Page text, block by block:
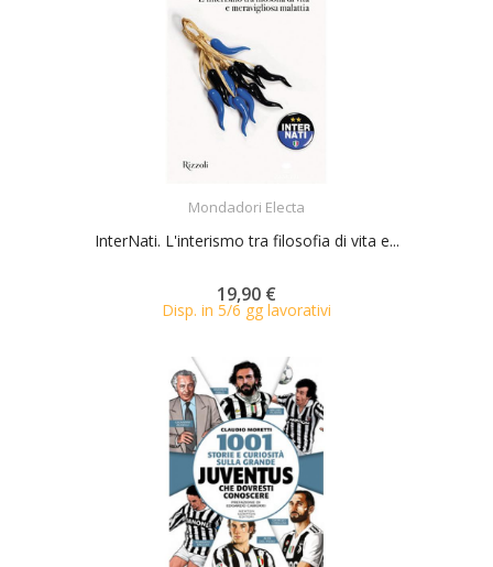
Mondadori Electa
InterNati. L'interismo tra filosofia di vita e...
19,90 €
Disp. in 5/6 gg lavorativi